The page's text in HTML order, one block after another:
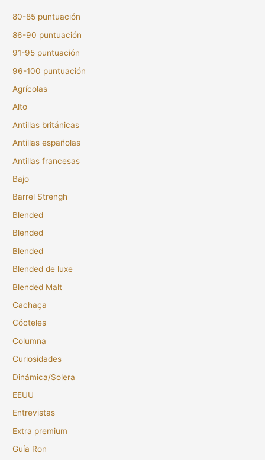
80-85 puntuación
86-90 puntuación
91-95 puntuación
96-100 puntuación
Agrícolas
Alto
Antillas británicas
Antillas españolas
Antillas francesas
Bajo
Barrel Strengh
Blended
Blended
Blended
Blended de luxe
Blended Malt
Cachaça
Cócteles
Columna
Curiosidades
Dinámica/Solera
EEUU
Entrevistas
Extra premium
Guía Ron